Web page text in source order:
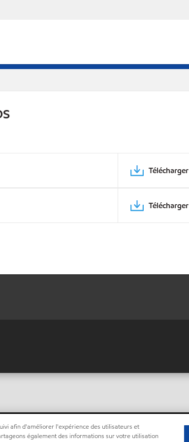
Télécharger
Télécharger
afin d'améliorer l'expérience des utilisateurs et
également des informations sur votre utilisation